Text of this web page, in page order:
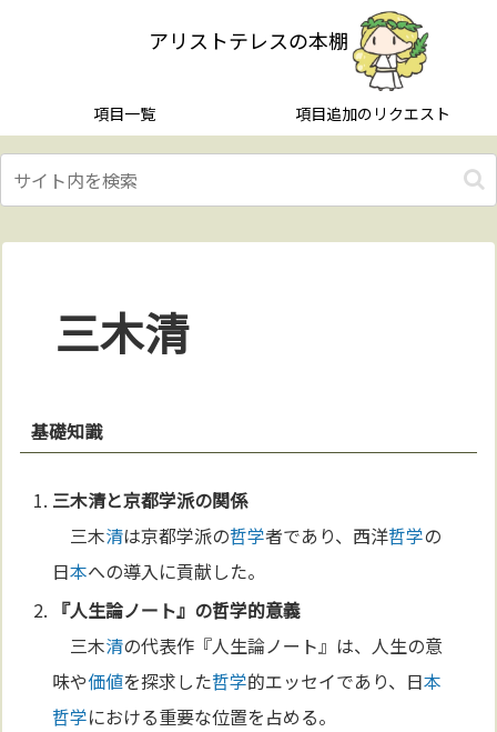
アリストテレスの本棚
項目一覧 項目追加のリクエスト
三木清
基礎知識
三木清と京都学派の関係
三木清は京都学派の哲学者であり、西洋哲学の
日本への導入に貢献した。
『人生論ノート』の哲学的意義
三木清の代表作『人生論ノート』は、人生の意
味や価値を探求した哲学的エッセイであり、日本
哲学における重要な位置を占める。